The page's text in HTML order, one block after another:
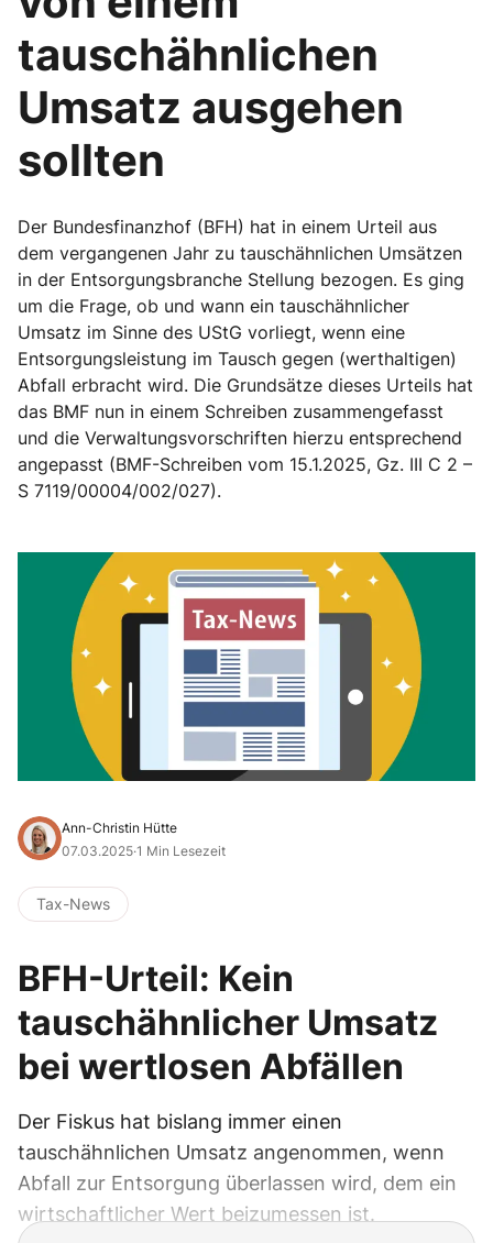
tauschähnlichen
Umsatz ausgehen
sollten
Der Bundesfinanzhof (BFH) hat in einem Urteil aus
dem vergangenen Jahr zu tauschähnlichen Umsätzen
in der Entsorgungsbranche Stellung bezogen. Es ging
um die Frage, ob und wann ein tauschähnlicher
Umsatz im Sinne des UStG vorliegt, wenn eine
Entsorgungsleistung im Tausch gegen (werthaltigen)
Abfall erbracht wird. Die Grundsätze dieses Urteils hat
das BMF nun in einem Schreiben zusammengefasst
und die Verwaltungsvorschriften hierzu entsprechend
angepasst (BMF-Schreiben vom 15.1.2025, Gz. III C 2 –
S 7119/00004/002/027).
Ann-Christin Hütte
07.03.2025·1 Min Lesezeit
Tax-News
BFH-Urteil: Kein
tauschähnlicher Umsatz
bei wertlosen Abfällen
Der Fiskus hat bislang immer einen
tauschähnlichen Umsatz angenommen, wenn
Abfall zur Entsorgung überlassen wird, dem ein
wirtschaftlicher Wert beizumessen ist.